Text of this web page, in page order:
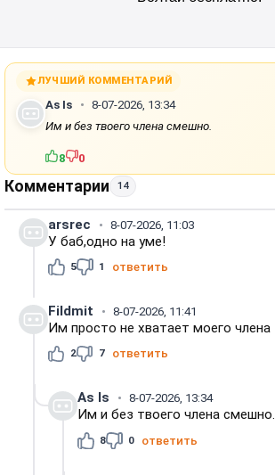
ЛУЧШИЙ КОММЕНТАРИЙ
As Is
8-07-2026, 13:34
Им и без твоего члена смешно.
8 0
Комментарии 14
arsrec 8-07-2026, 11:03
У баб,одно на уме!
5 1 ответить
Fildmit 8-07-2026, 11:41
Им просто не хватает моего члена
2 7 ответить
As Is 8-07-2026, 13:34
Им и без твоего члена смешно.
8 0 ответить